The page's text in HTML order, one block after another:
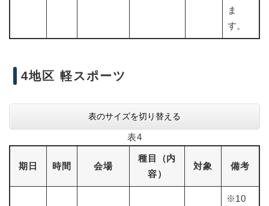
ま
す。
4地区 軽スポーツ
表のサイズを切り替える
表4
期日 時間 会場
種目（内
容）
対象 備考
※10